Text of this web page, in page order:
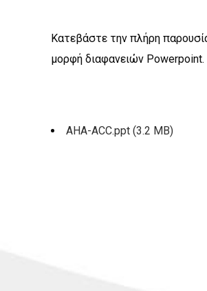
Κατεβάστε την πλήρη
μορφή διαφανειών Powerpoint.
AHA-ACC.ppt (3.2 MB)